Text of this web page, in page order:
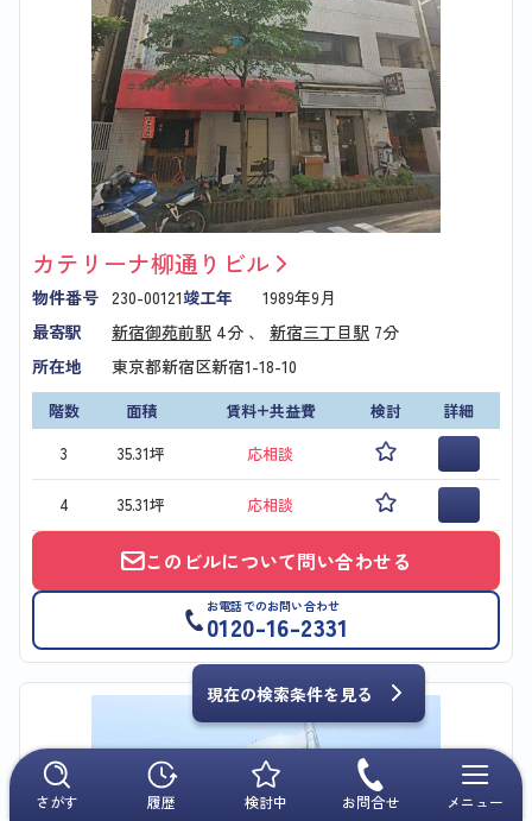
さがす 履歴 検討中 お問合せ メニュー
カテリーナ柳通りビル
物件番号 230-00121竣工年
1989年9月
最寄駅
新宿御苑前駅 4分 、 新宿三丁目駅 7分
所在地
東京都新宿区新宿1-18-10
階数 面積 賃料+共益費 検討
詳細
3
35.31坪 応相談
4 35.31坪 応相談
このビルについて問い合わせる
お電話でのお問い合わせ
0120-16-2331
現在の検索条件を見る